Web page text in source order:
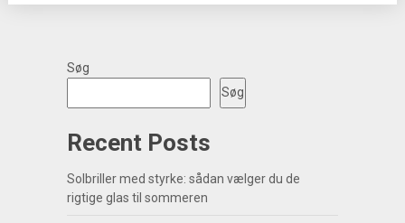
Søg
Søg
Recent Posts
Solbriller med styrke: sådan vælger du de
rigtige glas til sommeren